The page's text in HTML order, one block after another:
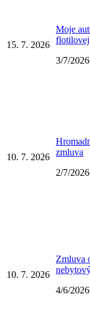
15. 7. 2026
Moje
3/7/2026
10. 7. 2026 zmluva
2/7/2026
10. 7. 2026
Zmluva
4/6/2026